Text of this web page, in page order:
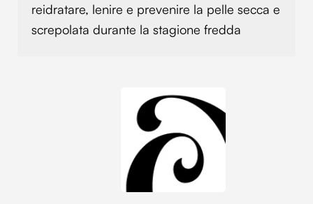
reidratare, lenire e prevenire la pelle secca e
screpolata durante la stagione fredda